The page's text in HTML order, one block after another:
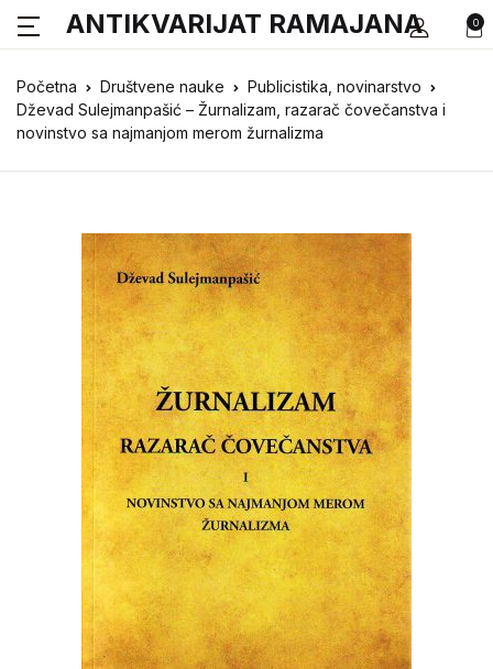
0
ANTIKVARIJAT RAMAJANA
Početna Društvene nauke
Publicistika, novinarstvo
Dževad Sulejmanpašić – Žurnalizam, razarač čovečanstva i
novinstvo sa najmanjom merom žurnalizma